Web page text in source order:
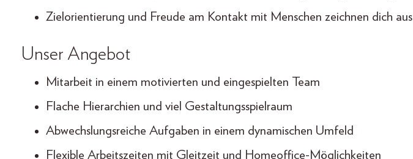
Zielorientierung und Freude am Kontakt mit Menschen zeichnen dich aus
Unser Angebot
Mitarbeit in einem motivierten und eingespielten Team
Flache Hierarchien und viel Gestaltungsspielraum
Abwechslungsreiche Aufgaben in einem dynamischen Umfeld
Flexible Arbeitszeiten mit Gleitzeit und Homeoffice-Möglichkeiten